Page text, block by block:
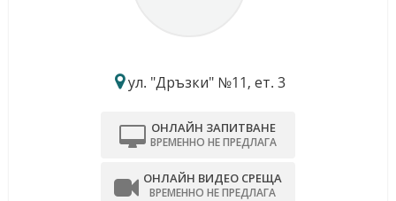
ул. "Дръзки" №11, ет. 3
ОНЛАЙН ЗАПИТВАНЕ
ВРЕМЕННО НЕ ПРЕДЛАГА
ОНЛАЙН ВИДЕО СРЕЩА
ВРЕМЕННО НЕ ПРЕДЛАГА